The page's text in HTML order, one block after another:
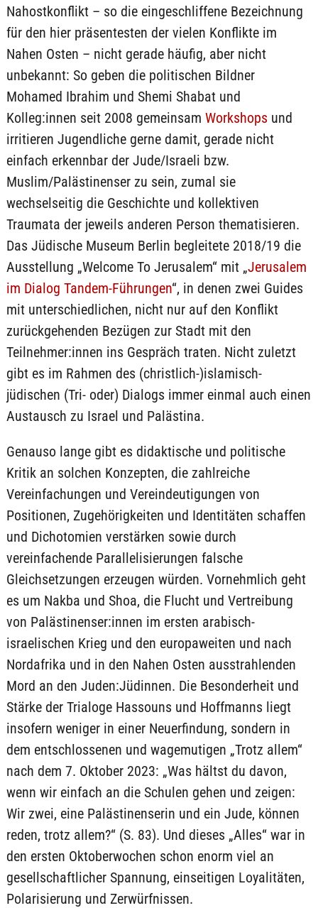
Nahostkonflikt – so die eingeschliffene Bezeichnung
für den hier präsentesten der vielen Konflikte im
Nahen Osten – nicht gerade häufig, aber nicht
unbekannt: So geben die politischen Bildner
Mohamed Ibrahim und Shemi Shabat und
Kolleg:innen seit 2008 gemeinsam Workshopsund
irritieren Jugendliche gerne damit, gerade nicht
einfach erkennbar der Jude/Israeli bzw.
Muslim/Palästinenser zu sein, zumal sie
wechselseitig die Geschichte und kollektiven
Traumata der jeweils anderen Person thematisieren.
Das Jüdische Museum Berlin begleitete 2018/19 die
Ausstellung „Welcome To Jerusalem“ mit „Jerusalem
im Dialog Tandem-Führungen“, in denen zwei Guides
mit unterschiedlichen, nicht nur auf den Konflikt
zurückgehenden Bezügen zur Stadt mit den
Teilnehmer:innen ins Gespräch traten. Nicht zuletzt
gibt es im Rahmen des (christlich-)islamisch-
jüdischen (Tri- oder) Dialogs immer einmal auch einen
Austausch zu Israel und Palästina.
Genauso lange gibt es didaktische und politische
Kritik an solchen Konzepten, die zahlreiche
Vereinfachungen und Vereindeutigungen von
Positionen, Zugehörigkeiten und Identitäten schaffen
und Dichotomien verstärken sowie durch
vereinfachende Parallelisierungen falsche
Gleichsetzungen erzeugen würden. Vornehmlich geht
es um Nakba und Shoa, die Flucht und Vertreibung
von Palästinenser:innen im ersten arabisch-
israelischen Krieg und den europaweiten und nach
Nordafrika und in den Nahen Osten ausstrahlenden
Mord an den Juden:Jüdinnen. Die Besonderheit und
Stärke der Trialoge Hassouns und Hoffmanns liegt
insofern weniger in einer Neuerfindung, sondern in
dem entschlossenen und wagemutigen „Trotz allem“
nach dem 7. Oktober 2023: „Was hältst du davon,
wenn wir einfach an die Schulen gehen und zeigen:
Wir zwei, eine Palästinenserin und ein Jude, können
reden, trotz allem?“ (S. 83). Und dieses „Alles“ war in
den ersten Oktoberwochen schon enorm viel an
gesellschaftlicher Spannung, einseitigen Loyalitäten,
Polarisierung und Zerwürfnissen.